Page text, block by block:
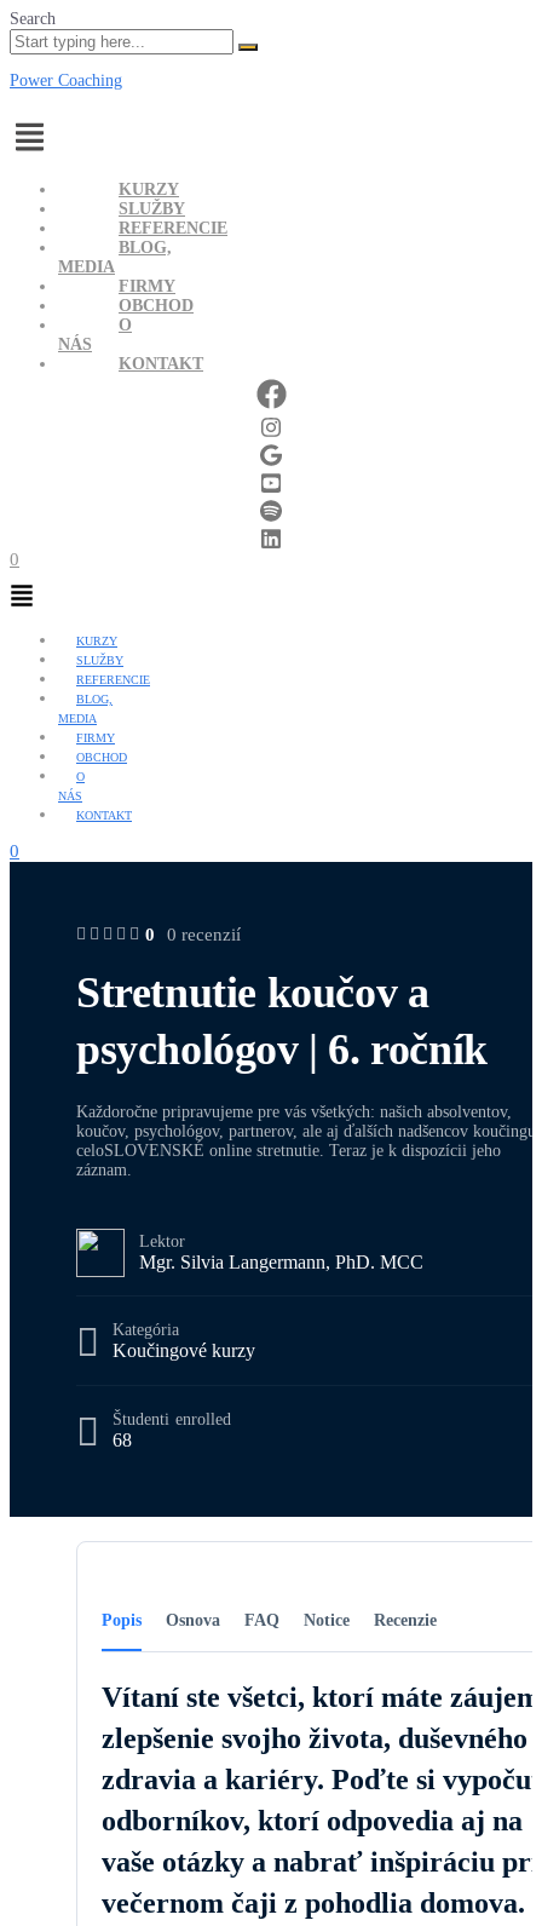
Search
Power Coaching
Menu
KURZY
SLUŽBY
REFERENCIE
BLOG,
MEDIA
FIRMY
OBCHOD
O
NÁS
KONTAKT
0
Menu
KURZY
SLUŽBY
REFERENCIE
BLOG,
MEDIA
FIRMY
OBCHOD
O
NÁS
KONTAKT
0
0 0 recenzií
Stretnutie koučov a
psychológov | 6. ročník
Každoročne pripravujeme pre vás všetkých: našich absolventov,
koučov, psychológov, partnerov, ale aj ďalších nadšencov koučingu
celoSLOVENSKÉ online stretnutie. Teraz je k dispozícii jeho
záznam.
Lektor
Mgr. Silvia Langermann, PhD. MCC
Kategória
Koučingové kurzy
68
Študenti enrolled
Popis Osnova FAQ Notice Recenzie
Vítaní ste všetci, ktorí máte
zlepšenie svojho života, duševného
zdravia a kariéry. Poďte si
odborníkov, ktorí odpovedia aj na
vaše otázky a nabrať inšpiráciu pri
večernom čaji z pohodlia domova.